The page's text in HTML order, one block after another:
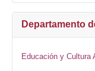
Departamento
Educación y Cultura